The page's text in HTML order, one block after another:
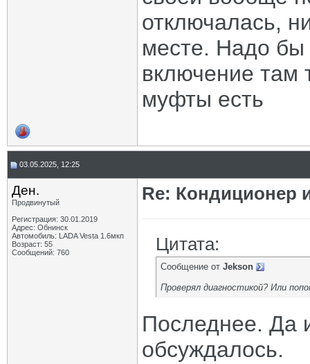
отключалась,
месте. Надо бы
включение там
муфты есть
03.05.2025, 12:25
Ден.
Продвинутый
Регистрация: 30.01.2019
Адрес: Обнинск
Автомобиль: LADA Vesta 1.6мкп
Возраст: 55
Сообщений: 760
Re: Кондиционер
Цитата:
Сообщение от Jekson
Проверял диагностикой? Или
Последнее. Да
обсуждалось.